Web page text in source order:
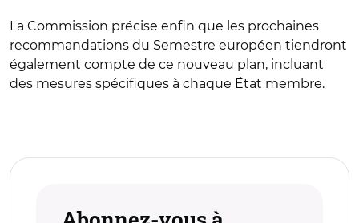
La Commission précise enfin que les prochaines
recommandations du Semestre européen tiendront
également compte de ce nouveau plan, incluant
des mesures spécifiques à chaque État membre.